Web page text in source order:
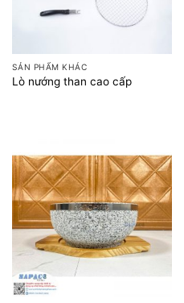
SẢN PHẨM KHÁC
Lò nướng than cao cấp